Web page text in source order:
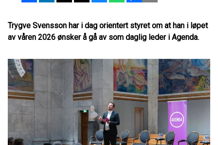
Trygve Svensson har i dag orientert styret om at han i løpet
av våren 2026 ønsker å gå av som daglig leder i Agenda.